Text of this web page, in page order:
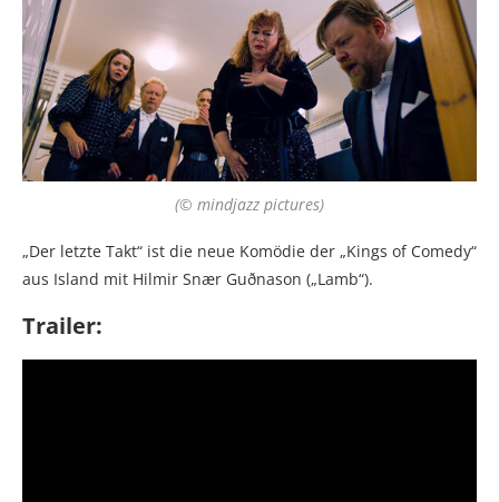
(© mindjazz pictures)
„Der letzte Takt“ ist die neue Komödie der „Kings of Comedy“
aus Island mit Hilmir Snær Guðnason („Lamb“).
Trailer: